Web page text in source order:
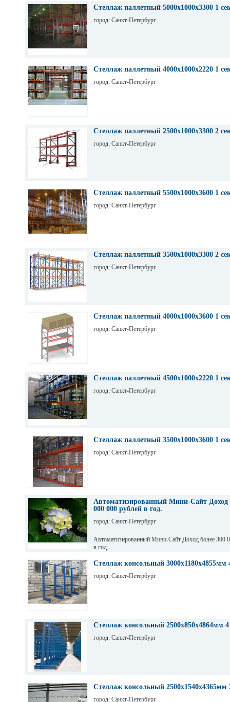
Стеллаж паллетный 5000х1000х3300 1
город: Санкт-Петербург
Стеллаж паллетный 4000х1000х2220 1
город: Санкт-Петербург
Стеллаж паллетный 2500х1000х3300 2
город: Санкт-Петербург
Стеллаж паллетный 5500х1000х3600 1
город: Санкт-Петербург
Стеллаж паллетный 3500х1000х3300 2
город: Санкт-Петербург
Стеллаж паллетный 4000х1000х3600 1
город: Санкт-Петербург
Стеллаж паллетный 4500х1000х2220 1
город: Санкт-Петербург
Стеллаж паллетный 3500х1000х3600 1
город: Санкт-Петербург
Автоматизированный Мини-Сайт Доход
000 000 рублей в год.
город: Санкт-Петербург
Автоматизированный Мини-Сайт Доход более 300
в год.
Стеллаж консольный 3000х1180х4855мм
город: Санкт-Петербург
Стеллаж консольный 2500х850х4864мм
город: Санкт-Петербург
Стеллаж консольный 2500х1540х4365мм
город: Санкт-Петербург